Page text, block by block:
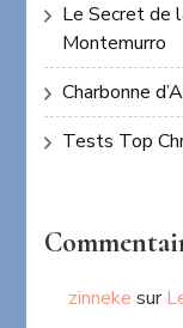
Le Secret de
Montemurro
Charbonne
Tests Top
zinneke sur